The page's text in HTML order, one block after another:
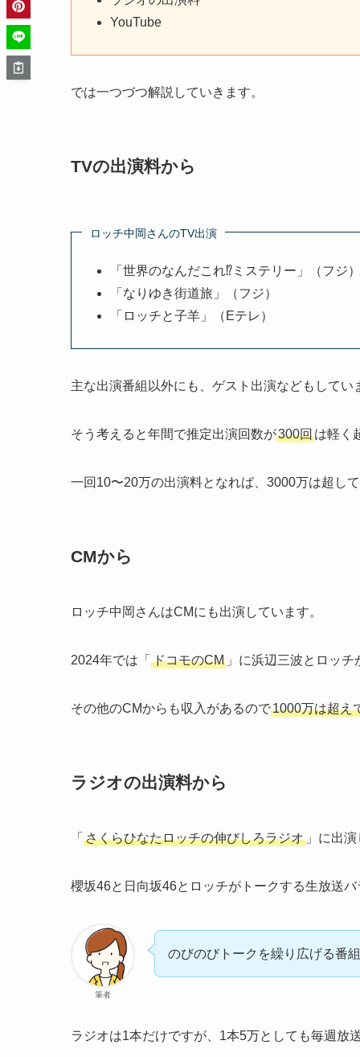
YouTube
では一つづつ解説していきます。
TVの出演料から
ロッチ中岡さんのTV出演
「世界のなんだこれ⁉ミステリー」（フジ）
「なりゆき街道旅」（フジ）
「ロッチと子羊」（Eテレ）
主な出演番組以外にも、ゲスト出演などもしてい
そう考えると年間で推定出演回数が 300回 は軽
一回10〜20万の出演料となれば、3000万は超し
CMから
ロッチ中岡さんはCMにも出演しています。
2024年では「 ドコモのCM 」に浜辺三波とロッ
その他のCMからも収入があるので 1000万は超え
ラジオの出演料から
「 さくらひなたロッチの伸びしろラジオ 」に出
櫻坂46と日向坂46とロッチがトークする生放送
筆者
のびのびトークを繰り広げる番
ラジオは1本だけですが、1本5万としても毎週放